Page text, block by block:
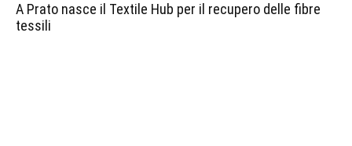
A Prato nasce il Textile Hub per il recupero delle fibre
tessili